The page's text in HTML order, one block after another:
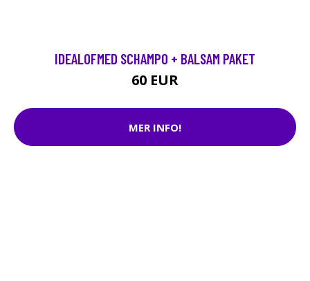
IDEALOFMED SCHAMPO + BALSAM PAKET
60 EUR
MER INFO!